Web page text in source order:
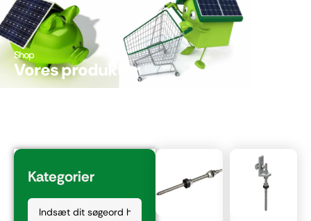
Shop
Vores produkter
Kategorier